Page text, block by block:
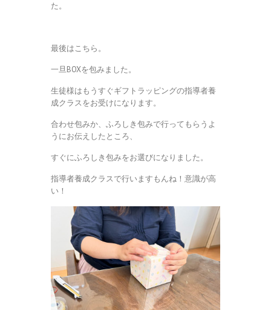
た。
最後はこちら。
一旦BOXを包みました。
生徒様はもうすぐギフトラッピングの指導者養
成クラスをお受けになります。
合わせ包みか、ふろしき包みで行ってもらうよ
うにお伝えしたところ、
すぐにふろしき包みをお選びになりました。
指導者養成クラスで行いますもんね！意識が高
い！